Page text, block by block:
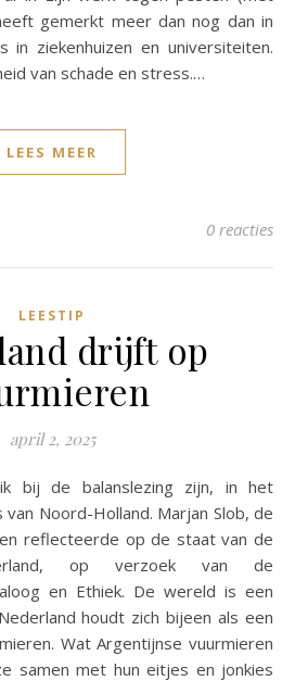
gemerkt meer dan nog dan in
in ziekenhuizen en universiteiten.
van schade en stress.…
LEES MEER
0 reacties
LEESTIP
drijft op
april 2, 2025
Noord-Holland. Marjan Slob, de
reflecteerde op de staat van de
op verzoek van de
en Ethiek. De wereld is een
houdt zich bijeen als een
Wat Argentijnse vuurmieren
samen met hun eitjes en jonkies